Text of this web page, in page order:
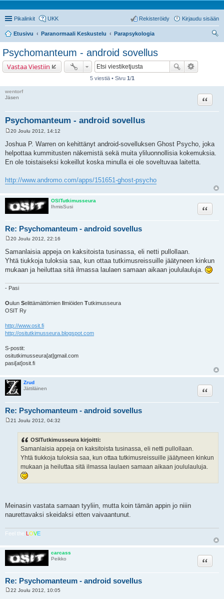
Pikalinkit UKK Kirjaudu sisään
Rekisteröidy
Etusivu Paranormaali Keskustelu
Parapsykologia
Psychomanteum - android sovellus
Vastaa Viestiin
5 viestiä • Sivu 1/1
wentorf
Jäsen
Psychomanteum - android sovellus
Lainaa
e
s
20 Joulu 2012, 14:12
Joshua P. Warren on kehittänyt android-sovelluksen Ghost Psycho, joka
helpottaa kummitusten näkemistä sekä muita yliluonnollisia kokemuksia.
En ole toistaiseksi kokeillut koska minulla ei ole soveltuvaa laitetta.
http://www.andromo.com/apps/151651-ghost-psycho
OSITutkimusseura
IhmisSusi
Re: Psychomanteum - android sovellus
Lainaa
e
s
i
20 Joulu 2012, 22:16
Samanlaisia appeja on kaksitoista tusinassa, eli netti pullollaan.
Yhtä tiukkoja tuloksia saa, kun ottaa tutkimusreissuille jäätyneen kinkun
mukaan ja heiluttaa sitä ilmassa laulaen samaan aikaan joululauluja.
- Pasi
Oulun Selittämättömien lmiöiden Tutkimusseura
OSIT Ry
http://www.osit.fi
http://ositutkimusseura.blogspot.com
S-postit:
ositutkimusseura[at]gmail.com
pasi[at]osit.fi
Zrud
Jättiläinen
Re: Psychomanteum - android sovellus
Lainaa
21 Joulu 2012, 04:32
OSITutkimusseura kirjoitti:
Samanlaisia appeja on kaksitoista tusinassa, eli netti pullollaan.
Yhtä tiukkoja tuloksia saa, kun ottaa tutkimusreissuille jäätyneen kinkun
mukaan ja heiluttaa sitä ilmassa laulaen samaan aikaan joululauluja.
Meinasin vastata samaan tyyliin, mutta koin tämän appin jo niiin
naurettavaksi skeidaksi etten vaivaantunut.
Feel the L OVE
carcass
Peikko
Re: Psychomanteum - android sovellus
Lainaa
22 Joulu 2012, 10:05